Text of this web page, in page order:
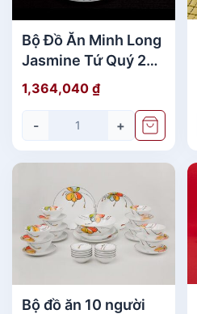
ố
l
ư
n
g
Bộ Đồ Ăn Minh Long
Jasmine Tứ Quý 22
Sản Phẩm Cao Cấp
1,364,040 ₫
- +
Bộ đồ ăn 10 người